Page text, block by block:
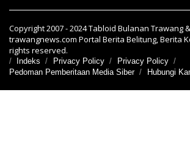
Copyright 2007 - 2024 Tabloid Bulanan Trawang &
trawangnews.com Portal Berita Belitung, Berita
rights reserved.
Indeks Privacy Policy
Privacy Policy
Pedoman Pemberitaan Media Siber
Hubungi